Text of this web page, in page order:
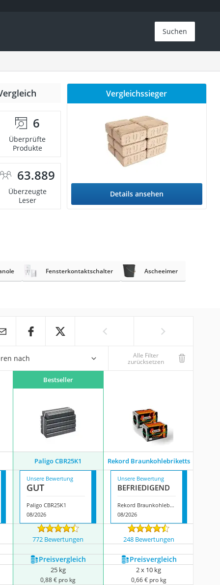
Suchen
6
Überprüfte
Produkte
63.889
Überzeugte
Leser
Vergleichssieger
Details ansehen
Fensterkontaktschalter Ascheeimer
nach Alle Filter
zurücksetzen
Bestseller
Paligo CBR25K1 Rekord Braunkohlebriketts
Unsere Bewertung
GUT
Paligo CBR25K1
08/2026
Unsere Bewertung
BEFRIE­DI­GEND
Rekord Braunkohlebriketts
08/2026
772 Bewertungen 248 Bewertungen
Preis­vergleich Preis­vergleich
25 kg
0,88 € pro kg
2 x 10 kg
0,66 € pro kg